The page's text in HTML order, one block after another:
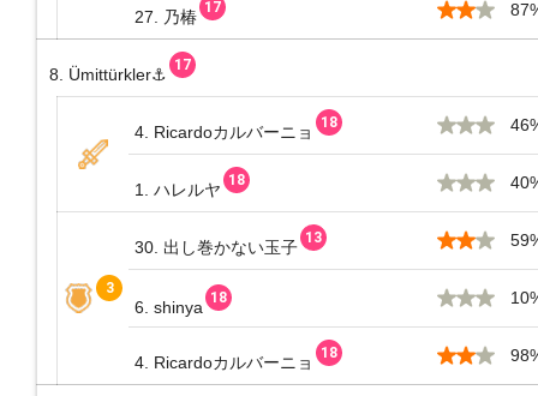
27. 乃椿
8. Ümittürkler⚓
4. Ricardoカルバーニョ
1. ハレルヤ
30. 出し巻かない玉子
6. shinya
4. Ricardoカルバーニョ